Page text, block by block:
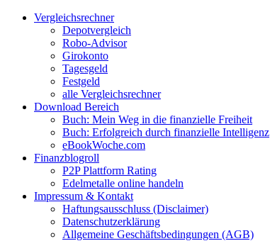
Zum
Facebook
Twitter
Instagram
Pinterest
YouTubeVergleichsrechner
Depotvergleich
Robo-Advisor
Girokonto
Tagesgeld
Festgeld
alle Vergleichsrechner
Download Bereich
Buch: Mein Weg in die finanzielle Freiheit
Buch: Erfolgreich durch finanzielle Intelligenz
eBookWoche.com
Finanzblogroll
P2P Plattform Rating
Edelmetalle online handeln
Impressum & Kontakt
Haftungsausschluss (Disclaimer)
Datenschutzerklärung
Allgemeine Geschäftsbedingungen (AGB)